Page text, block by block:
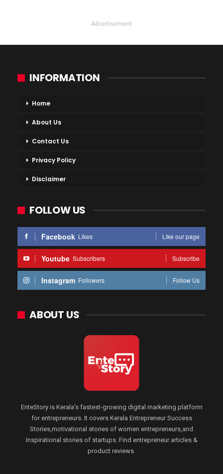
Advertisement
INFORMATION
Home
About Us
Contact Us
Privacy Policy
Disclaimer
FOLLOW US
Facebook Likes Like our page
Youtube Subscribers Subscribe
Instagram Followers Follow Us
ABOUT US
EnteStory is Kerala's fastest-growing digital marketing platform
for entrepreneurs. It covers Kerala Entrepreneur Success
Stories,motivational stories of women entrepreneurs,and
Inspirational stories of startups. Find entrepreneur articles &
product reviews.